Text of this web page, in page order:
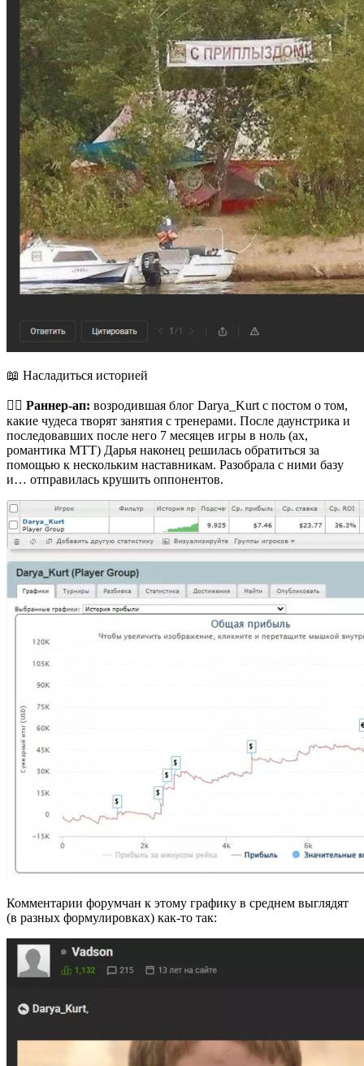
📖 Насладиться историей
🏃‍♂️ Раннер-ап: возродившая блог Darya_Kurt с постом о том,
какие чудеса творят занятия с тренерами. После даунстрика и
последовавших после него 7 месяцев игры в ноль (ах,
романтика МТТ) Дарья наконец решилась обратиться за
помощью к нескольким наставникам. Разобрала с ними базу
и… отправилась крушить оппонентов.
Комментарии форумчан к этому графику в среднем выглядят
(в разных формулировках) как-то так: